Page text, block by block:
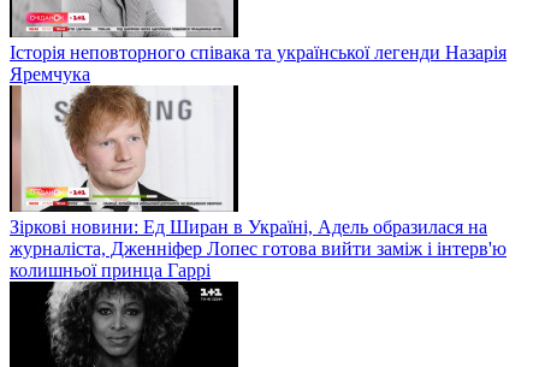
Історія неповторного співака та української легенди Назарія
Яремчука
Зіркові новини: Ед Ширан в Україні, Адель образилася на
журналіста, Дженніфер Лопес готова вийти заміж і інтерв'ю
колишньої принца Гаррі